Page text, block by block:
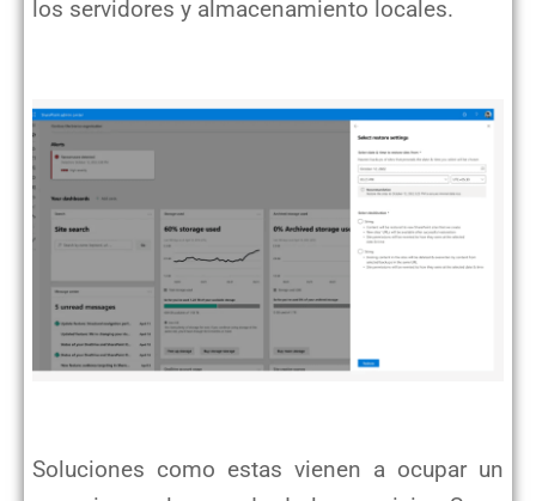
los servidores y almacenamiento locales.
Soluciones como estas vienen a ocupar un